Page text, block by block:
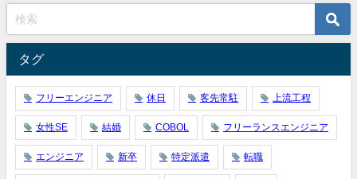
タグ
フリーエンジニア 休日 客先常駐 上流工程
女性SE 結婚 COBOL フリーランスエンジニア
エンジニア 新卒 特定派遣 転職